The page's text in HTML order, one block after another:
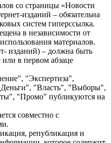
со страницы «Новости
изданий – обязательна
систем гиперссылка.
в независимости от
материалов.
изданий) – должна быть
или в первом абзаце
"Экспертиза",
"Власть", "Выборы",
"Промо" публикуются на
совместно с
републикация и